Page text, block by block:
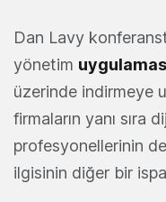
Dan Lavy
yönetim
üzerinde indirmeye
firmaların yanı sıra
profesyonellerinin
ilgisinin diğer bir